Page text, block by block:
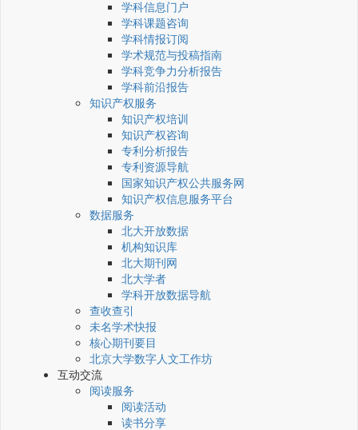
学科信息门户
学科课题咨询
学科情报订阅
学术规范与投稿指南
学科竞争力分析报告
学科前沿报告
知识产权服务
知识产权培训
知识产权咨询
专利分析报告
专利资源导航
国家知识产权公共服务网
知识产权信息服务平台
数据服务
北大开放数据
机构知识库
北大期刊网
北大学者
学科开放数据导航
查收查引
未名学术快报
核心期刊要目
北京大学数字人文工作坊
互动交流
阅读服务
阅读活动
读书分享